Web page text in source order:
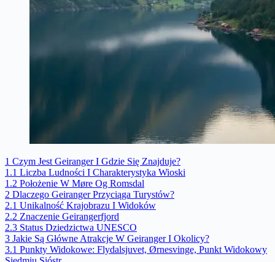
1 Czym Jest Geiranger I Gdzie Się Znajduje?
1.1 Liczba Ludności I Charakterystyka Wioski
1.2 Położenie W Møre Og Romsdal
2 Dlaczego Geiranger Przyciąga Turystów?
2.1 Unikalność Krajobrazu I Widoków
2.2 Znaczenie Geirangerfjord
2.3 Status Dziedzictwa UNESCO
3 Jakie Są Główne Atrakcje W Geiranger I Okolicy?
3.1 Punkty Widokowe: Flydalsjuvet, Ørnesvinge, Punkt Widokowy